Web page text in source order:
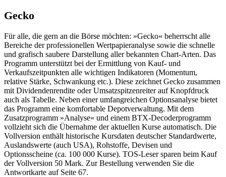
Gecko
Für alle, die gern an die Börse möchten: »Gecko« beherrscht alle
Bereiche der professionellen Wertpapieranalyse sowie die schnelle
und grafisch saubere Darstellung aller bekannten Chart-Arten. Das
Programm unterstützt bei der Ermittlung von Kauf- und
Verkaufszeitpunkten alle wichtigen Indikatoren (Momentum,
relative Stärke, Schwankung etc.). Diese zeichnet Gecko zusammen
mit Dividendenrendite oder Umsatzspitzenreiter auf Knopfdruck
auch als Tabelle. Neben einer umfangreichen Optionsanalyse bietet
das Programm eine komfortable Depotverwaltung. Mit dem
Zusatzprogramm »Analyse« und einem BTX-Decoderprogramm
vollzieht sich die Übernahme der aktuellen Kurse automatisch. Die
Vollversion enthält historische Kursdaten deutscher Standardwerte,
Auslandswerte (auch USA), Rohstoffe, Devisen und
Optionsscheine (ca. 100 000 Kurse). TOS-Leser sparen beim Kauf
der Vollversion 50 Mark. Zur Bestellung verwenden Sie die
Antwortkarte auf Seite 67.